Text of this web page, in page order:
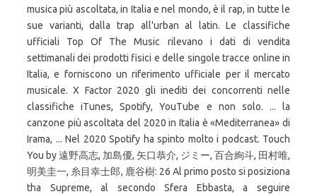
musica più ascoltata, in Italia e nel mondo, è il rap, in tutte le
sue varianti, dalla trap all'urban al latin. Le classifiche
ufficiali Top Of The Music rilevano i dati di vendita
settimanali dei prodotti fisici e delle singole tracce online in
Italia, e forniscono un riferimento ufficiale per il mercato
musicale. X Factor 2020 gli inediti dei concorrenti nelle
classifiche iTunes, Spotify, YouTube e non solo. ... la
canzone più ascoltata del 2020 in Italia è «Mediterranea» di
Irama, ... Nel 2020 Spotify ha spinto molto i podcast. Touch
You by 遠野高志, 加島優, 矢口恭介, ジミー, 百合絢斗, 田村唯,
明美圭一, 糸目幸士郎, 鹿谷樹: 26 Al primo posto si posiziona
tha Supreme, al secondo Sfera Ebbasta, a seguire